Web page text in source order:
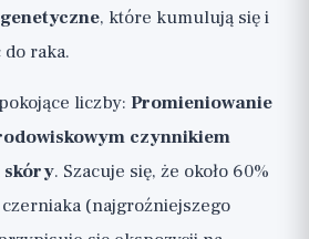
, które kumulują się i
raka.
liczby: Promieniowanie
czynnikiem
skóry. Szacuje się, że około 60%
(najgroźniejszego